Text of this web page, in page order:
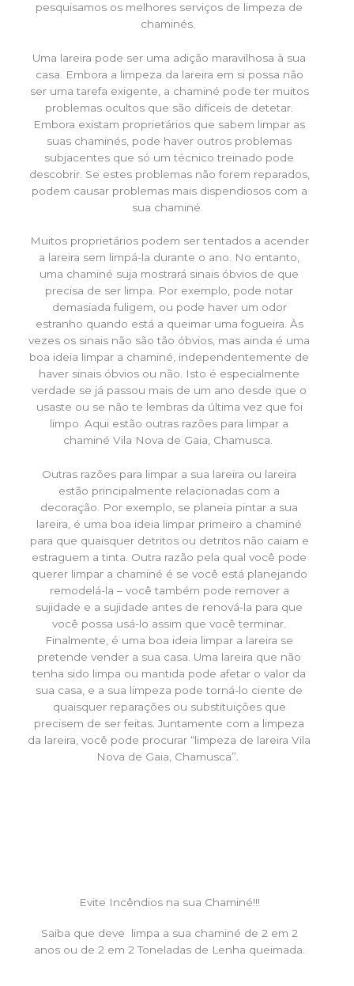
pesquisamos os melhores serviços de limpeza de
chaminés.
Uma lareira pode ser uma adição maravilhosa à sua
casa. Embora a limpeza da lareira em si possa não
ser uma tarefa exigente, a chaminé pode ter muitos
problemas ocultos que são difíceis de detetar.
Embora existam proprietários que sabem limpar as
suas chaminés, pode haver outros problemas
subjacentes que só um técnico treinado pode
descobrir. Se estes problemas não forem reparados,
podem causar problemas mais dispendiosos com a
sua chaminé.
Muitos proprietários podem ser tentados a acender
a lareira sem limpá-la durante o ano. No entanto,
uma chaminé suja mostrará sinais óbvios de que
precisa de ser limpa. Por exemplo, pode notar
demasiada fuligem, ou pode haver um odor
estranho quando está a queimar uma fogueira. Às
vezes os sinais não são tão óbvios, mas ainda é uma
boa ideia limpar a chaminé, independentemente de
haver sinais óbvios ou não. Isto é especialmente
verdade se já passou mais de um ano desde que o
usaste ou se não te lembras da última vez que foi
limpo. Aqui estão outras razões para limpar a
chaminé Vila Nova de Gaia, Chamusca.
Outras razões para limpar a sua lareira ou lareira
estão principalmente relacionadas com a
decoração. Por exemplo, se planeia pintar a sua
lareira, é uma boa ideia limpar primeiro a chaminé
para que quaisquer detritos ou detritos não caiam e
estraguem a tinta. Outra razão pela qual você pode
querer limpar a chaminé é se você está planejando
remodelá-la – você também pode remover a
sujidade e a sujidade antes de renová-la para que
você possa usá-lo assim que você terminar.
Finalmente, é uma boa ideia limpar a lareira se
pretende vender a sua casa. Uma lareira que não
tenha sido limpa ou mantida pode afetar o valor da
sua casa, e a sua limpeza pode torná-lo ciente de
quaisquer reparações ou substituições que
precisem de ser feitas. Juntamente com a limpeza
da lareira, você pode procurar “limpeza de lareira Vila
Nova de Gaia, Chamusca”.
Evite Incêndios na sua Chaminé!!!
Saiba que deve limpa a sua chaminé de 2 em 2
anos ou de 2 em 2 Toneladas de Lenha queimada.